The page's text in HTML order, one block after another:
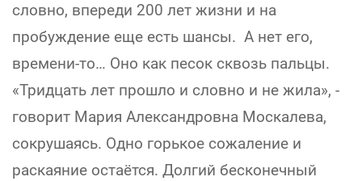
словно, впереди 200 лет жизни и на
пробуждение еще есть шансы. А нет его,
времени-то… Оно как песок сквозь пальцы.
«Тридцать лет прошло и словно и не жила», -
говорит Мария Александровна Москалева,
сокрушаясь. Одно горькое сожаление и
раскаяние остаётся. Долгий бесконечный